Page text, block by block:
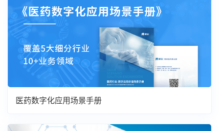
医药数字化应用场景手册